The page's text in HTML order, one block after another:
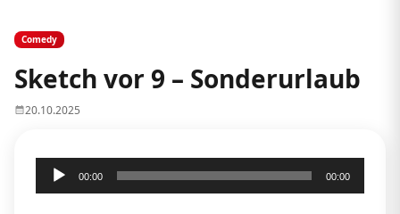
Comedy
Sketch vor 9 – Sonderurlaub
20.10.2025
Audio-
Player
00:00 00:00